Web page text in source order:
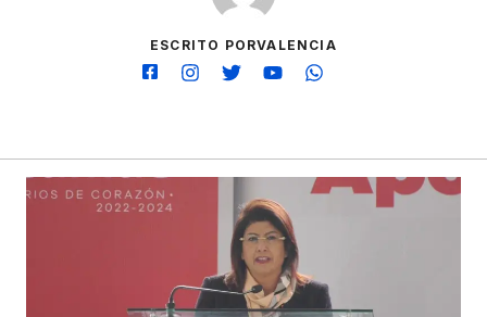
ESCRITO PORVALENCIA